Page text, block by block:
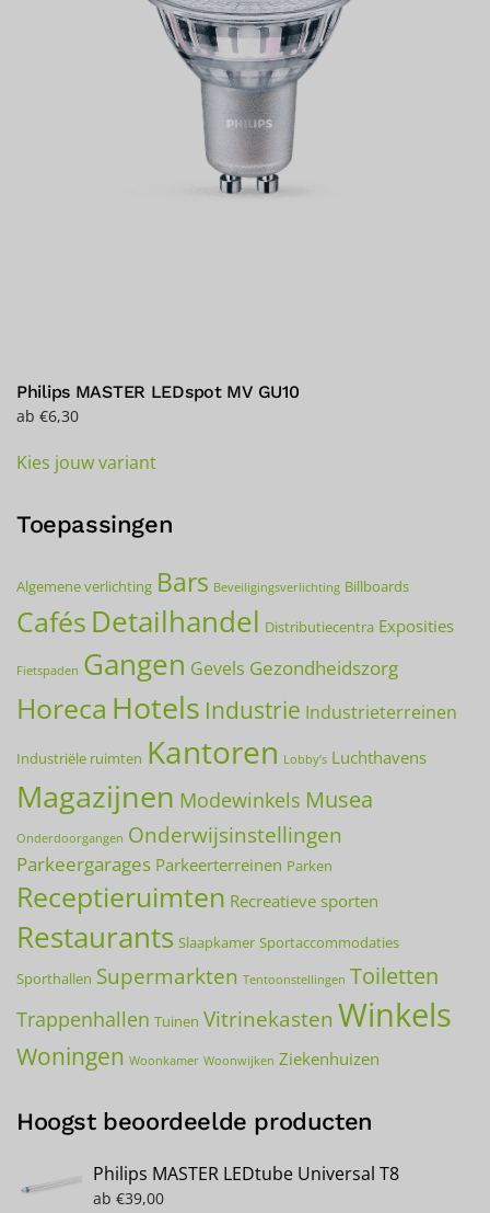
gewählt
werden
Philips MASTER LEDspot MV GU10
ab €6,30
Kies jouw variantProdukt
mehrere
auf.
Die
Optionen
auf
der
gewählt
Toepassingen
Algemene verlichting Bars Beveiligingsverlichting Billboards
Cafés Detailhandel Distributiecentra Exposities
Fietspaden Gangen Gevels Gezondheidszorg
Horeca Hotels Industrie Industrieterreinen
Industriële ruimten Kantoren Lobby’s Luchthavens
Magazijnen Modewinkels Musea
Onderdoorgangen Onderwijsinstellingen
Parkeergarages Parkeerterreinen Parken
Receptieruimten Recreatieve sporten
Restaurants Slaapkamer Sportaccommodaties
Sporthallen Supermarkten Tentoonstellingen Toiletten
Trappenhallen Tuinen Vitrinekasten Winkels
Woningen Woonkamer Woonwijken Ziekenhuizen
Hoogst beoordeelde producten
Philips MASTER LEDtube Universal T8
ab €39,00